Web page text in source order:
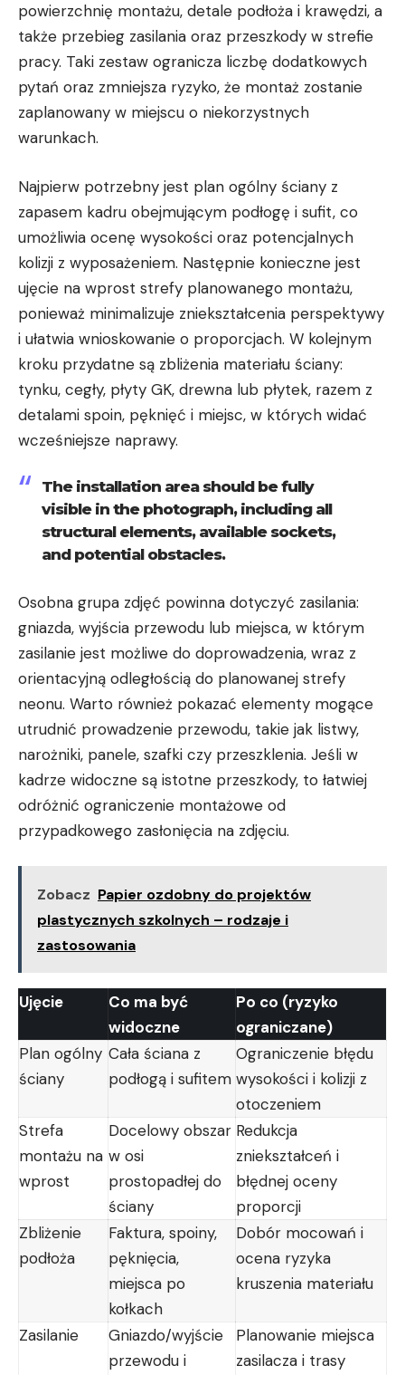
powierzchnię montażu, detale podłoża i krawędzi, a
także przebieg zasilania oraz przeszkody w strefie
pracy. Taki zestaw ogranicza liczbę dodatkowych
pytań oraz zmniejsza ryzyko, że montaż zostanie
zaplanowany w miejscu o niekorzystnych
warunkach.
Najpierw potrzebny jest plan ogólny ściany z
zapasem kadru obejmującym podłogę i sufit, co
umożliwia ocenę wysokości oraz potencjalnych
kolizji z wyposażeniem. Następnie konieczne jest
ujęcie na wprost strefy planowanego montażu,
ponieważ minimalizuje zniekształcenia perspektywy
i ułatwia wnioskowanie o proporcjach. W kolejnym
kroku przydatne są zbliżenia materiału ściany:
tynku, cegły, płyty GK, drewna lub płytek, razem z
detalami spoin, pęknięć i miejsc, w których widać
wcześniejsze naprawy.
The installation area should be fully
visible in the photograph, including all
structural elements, available sockets,
and potential obstacles.
Osobna grupa zdjęć powinna dotyczyć zasilania:
gniazda, wyjścia przewodu lub miejsca, w którym
zasilanie jest możliwe do doprowadzenia, wraz z
orientacyjną odległością do planowanej strefy
neonu. Warto również pokazać elementy mogące
utrudnić prowadzenie przewodu, takie jak listwy,
narożniki, panele, szafki czy przeszklenia. Jeśli w
kadrze widoczne są istotne przeszkody, to łatwiej
odróżnić ograniczenie montażowe od
przypadkowego zasłonięcia na zdjęciu.
Zobacz Papier ozdobny do projektów
plastycznych szkolnych – rodzaje i
zastosowania
Ujęcie
Co ma być
widoczne
Po co (ryzyko
ograniczane)
Plan ogólny
ściany
Cała ściana z
podłogą i sufitem
Ograniczenie błędu
wysokości i kolizji z
otoczeniem
Strefa
montażu na
wprost
Docelowy obszar
w osi
prostopadłej do
ściany
Redukcja
zniekształceń i
błędnej oceny
proporcji
Zbliżenie
podłoża
Faktura, spoiny,
pęknięcia,
miejsca po
kołkach
Dobór mocowań i
ocena ryzyka
kruszenia materiału
Zasilanie
Gniazdo/wyjście
przewodu i
Planowanie miejsca
zasilacza i trasy